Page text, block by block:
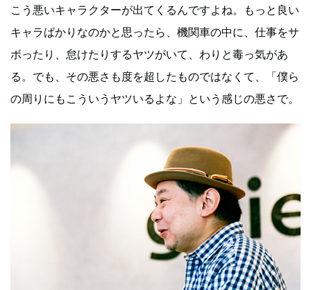
こう悪いキャラクターが出てくるんですよね。もっと良い
キャラばかりなのかと思ったら、機関車の中に、仕事をサ
ボったり、怠けたりするヤツがいて、わりと毒っ気があ
る。でも、その悪さも度を超したものではなくて、「僕ら
の周りにもこういうヤツいるよな」という感じの悪さで。